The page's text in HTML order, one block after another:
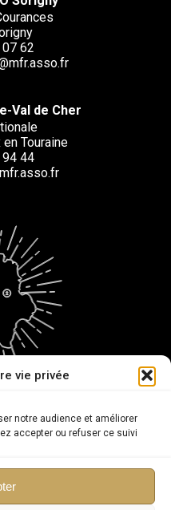
vie privée
notre audience et améliorer
accepter ou refuser ce suivi
62
Val de Cher
Touraine
44